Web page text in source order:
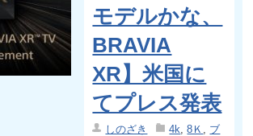
モデルかな、
BRAVIA
XR】米国に
てプレス発表
しのざき 4k ,8Ｋ
ブ